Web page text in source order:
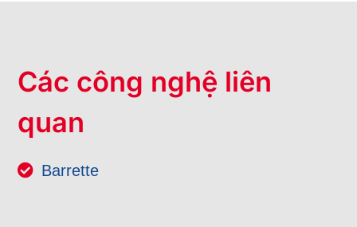
Các công nghệ liên
quan
Barrette